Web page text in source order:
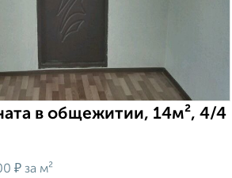
в общежитии, 14м², 4/4
₽ за м²